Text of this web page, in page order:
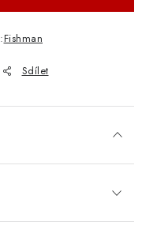
Fishman
Sdílet